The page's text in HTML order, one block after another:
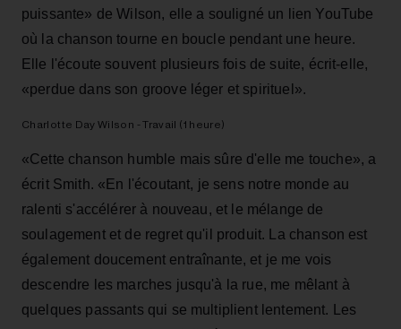
puissante» de Wilson, elle a souligné un lien YouTube
où la chanson tourne en boucle pendant une heure.
Elle l'écoute souvent plusieurs fois de suite, écrit-elle,
«perdue dans son groove léger et spirituel».
Charlotte Day Wilson - Travail (1 heure)
«Cette chanson humble mais sûre d'elle me touche», a
écrit Smith. «En l'écoutant, je sens notre monde au
ralenti s'accélérer à nouveau, et le mélange de
soulagement et de regret qu'il produit. La chanson est
également doucement entraînante, et je me vois
descendre les marches jusqu'à la rue, me mêlant à
quelques passants qui se multiplient lentement. Les